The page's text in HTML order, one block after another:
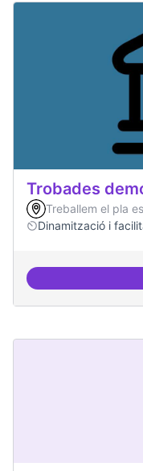
Trobades
Treballem el pla
Dinamització i